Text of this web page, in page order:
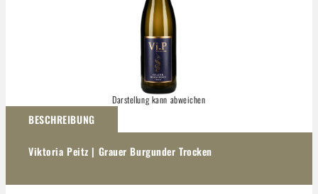
Darstellung kann abweichen
BESCHREIBUNG
Viktoria Peitz | Grauer Burgunder Trocken